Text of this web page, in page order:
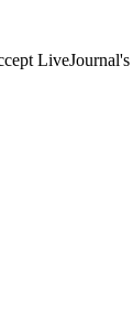
LiveJournal's